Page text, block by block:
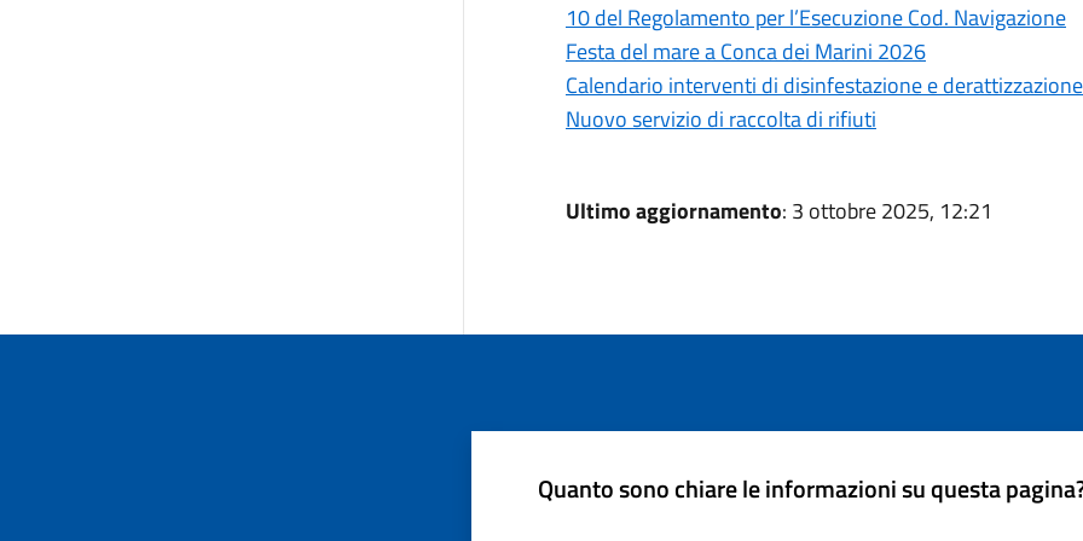
10 del Regolamento per l’Esecuzione Cod. Navigazione
Festa del mare a Conca dei Marini 2026
Calendario interventi di disinfestazione e
Nuovo servizio di raccolta di rifiuti
Ultimo aggiornamento: 3 ottobre 2025, 12:21
Quanto sono chiare le informazioni su questa